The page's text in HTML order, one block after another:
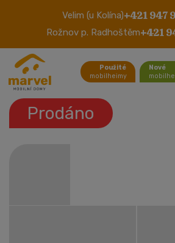
Velim (u Kolína)+421 947
Rožnov p. Radhoštěm+421
Použité
mobilheimy
Nové
Cosalt
Prodáno